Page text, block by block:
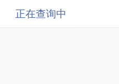
正在查询中